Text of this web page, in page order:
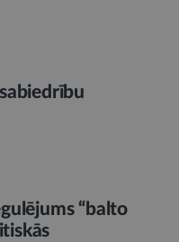
“balto